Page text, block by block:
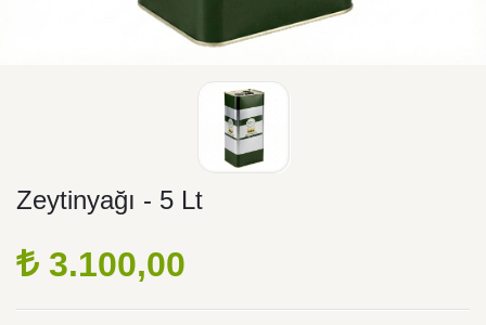
Zeytinyağı - 5 Lt
3.100,00